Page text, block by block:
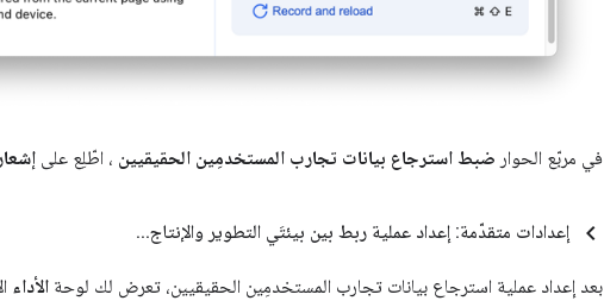
في مربّع الحوار ضبط استرجاع بيانات تجارب المستخدمِين الحقيقيين ، اطّلِع على
إعدادات متقدّمة: إعداد عملية ربط بين بيئتَي التطوير والإنتاج.
.
.
بعد إعداد عملية استرجاع بيانات تجارب المستخدمِين الحقيقيين، تعرض لك لوحة الأداء